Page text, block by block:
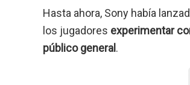
Hasta ahora, Sony había
los jugadores experimentar
público general .